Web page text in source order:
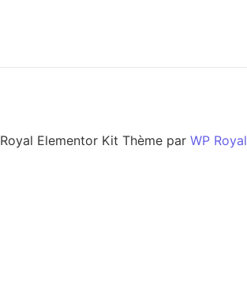
Royal Elementor Kit Thème par WP Royal